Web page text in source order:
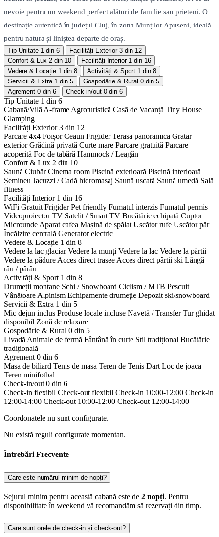
nevoie pentru un weekend perfect alături de familie sau prieteni. O
destinație autentică în județul Cluj, în zona Munților Apuseni, ideală
pentru natura și liniștea departe de oraș.
Tip Unitate 1 din 6 Facilități Exterior 3 din 12
Confort & Lux 2 din 10 Facilități Interior 1 din 16
Vedere & Locație 1 din 8 Activități & Sport 1 din 8
Servicii & Extra 1 din 5 Gospodărie & Rural 0 din 5
Agrement 0 din 6 Check-in/out 0 din 6
Tip Unitate 1 din 6
Cabanã/Vilã A-frame Agroturisticã Casã de Vacanță Tiny House
Glamping
Facilități Exterior3 din 12
Parcare 4x4 Foișor Ceaun Frigider Terasă panoramică Grătar
exterior Grădină privată Curte mare Parcare gratuită Parcare
acoperită Foc de tabără Hammock / Leagăn
Confort & Lux 2 din 10
Saună Ciubăr Cinema room Piscină exterioară Piscină interioară
Șemineu Jacuzzi / Cadă hidromasaj Saună uscată Saună umedă Sală
fitness
Facilități Interior 1 din 16
WiFi Gratuit Frigider Pet friendly Fumatul interzis Fumatul permis
Videoproiector TV Satelit / Smart TV Bucătărie echipată Cuptor
Microunde Aparat cafea Mașină de spălat Uscător rufe Uscător păr
Încălzire centrală Generator electric
Vedere & Locație 1 din 8
Vedere la lac glaciar Vedere la munți Vedere la lac Vedere la pârtii
Vedere la pădure Acces direct trasee Acces direct pârtii ski Lângă
râu / pârâu
Activități & Sport 1 din 8
Drumeții montane Schi / Snowboard Ciclism / MTB Pescuit
Vânătoare Alpinism Echipamente drumeție Depozit ski/snowboard
Servicii & Extra 1 din 5
Mic dejun inclus Produse locale incluse Navetă / Transfer Tur ghidat
disponibil Zonă de relaxare
Gospodărie & Rural 0 din 5
Livadă Animale de fermă Fântână în curte Stil tradițional Bucătărie
tradițională
Agrement 0 din 6
Masa de biliard Tenis de masa Teren de Tenis Dart Loc de joaca
Teren minifotbal
Check-in/out 0 din 6
Check-in flexibil Check-out flexibil Check-in 10:00-12:00 Check-in
12:00-14:00 Check-out 10:00-12:00 Check-out 12:00-14:00
Coordonatele nu sunt configurate.
Nu există reguli configurate momentan.
Întrebări Frecvente
Care este numărul minim de nopți?
Sejurul minim pentru această cabană este de 2 nopți. Pentru
disponibilitate în weekend vă recomandăm să rezervați din timp.
Care sunt orele de check-in și check-out?